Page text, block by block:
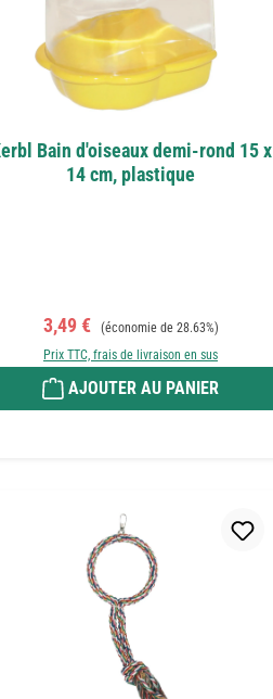
Bain d'oiseaux demi-rond 15 x
14 cm, plastique
Prix de vente :
3,49 € Prix régulier :
(économie de 28.63%)
Prix TTC, frais de livraison en sus
AJOUTER AU PANIER